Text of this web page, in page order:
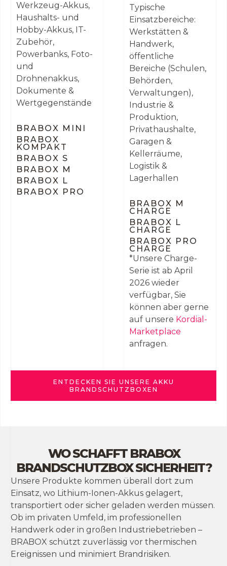
Werkzeug-Akkus,
Haushalts- und
Hobby-Akkus, IT-
Zubehör,
Powerbanks, Foto-
und
Drohnenakkus,
Dokumente &
Wertgegenstände
BRABOX MINI
BRABOX
KOMPAKT
BRABOX S
BRABOX M
BRABOX L
BRABOX PRO
Typische
Einsatzbereiche:
Werkstätten &
Handwerk,
öffentliche
Bereiche (Schulen,
Behörden,
Verwaltungen),
Industrie &
Produktion,
Privathaushalte,
Garagen &
Kellerräume,
Logistik &
Lagerhallen
BRABOX M
CHARGE
BRABOX L
CHARGE
BRABOX PRO
CHARGE
*Unsere Charge-
Serie ist ab April
2026 wieder
verfügbar, Sie
können aber gerne
auf unsere Kordial-
Marketplace
anfragen.
ENTDECKEN SIE UNSERE AKKU
BRANDSCHUTZBOXEN
WO SCHAFFT BRABOX
BRANDSCHUTZBOX SICHERHEIT?
Unsere Produkte kommen überall dort zum
Einsatz, wo Lithium-Ionen-Akkus gelagert,
transportiert oder sicher geladen werden müssen.
Ob im privaten Umfeld, im professionellen
Handwerk oder in großen Industriebetrieben –
BRABOX schützt zuverlässig vor thermischen
Ereignissen und minimiert Brandrisiken.